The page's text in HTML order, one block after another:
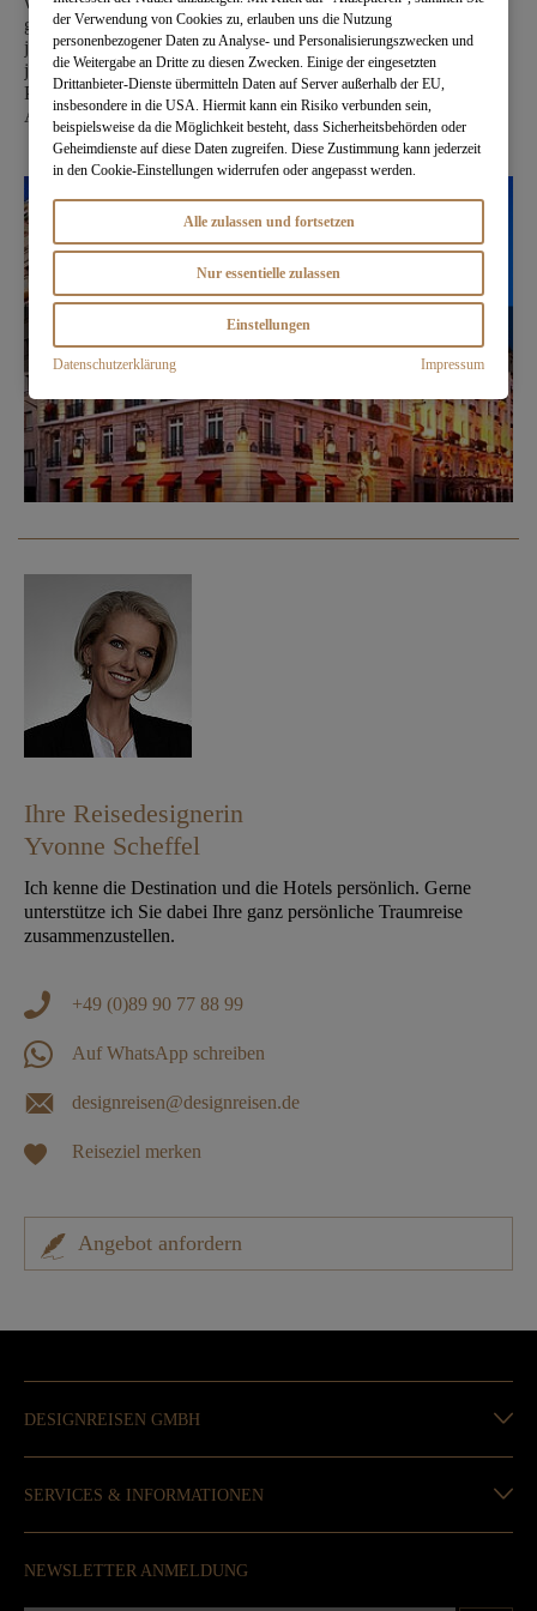
gesetzt werden. Von den über 30 Millionen Besuchern, die
jährlich nach Paris kommen, erleben wohl wenige die Stadt wie
jene Gäste, die im Le Bristol Paris gastieren. Fühlen Sie den
Puls der »Stadt der Liebe« und entdecken Sie Paris mit einem
Aufenthalt, der die Sinne berührt.
Ihre Reisedesignerin
Yvonne Scheffel
Ich kenne die Destination und die Hotels persönlich. Gerne
unterstütze ich Sie dabei Ihre ganz persönliche Traumreise
zusammenzustellen.
+49 (0)89 90 77 88 99
Auf WhatsApp schreiben
designreisen@designreisen.de
Reiseziel merken
Angebot anfordern
DESIGNREISEN GMBH
SERVICES & INFORMATIONEN
NEWSLETTER ANMELDUNG
der Verwendung von Cookies zu, erlauben uns die Nutzung
personenbezogener Daten zu Analyse- und Personalisierungszwecken und
die Weitergabe an Dritte zu diesen Zwecken. Einige der eingesetzten
Drittanbieter-Dienste übermitteln Daten auf Server außerhalb der EU,
insbesondere in die USA. Hiermit kann ein Risiko verbunden sein,
beispielsweise da die Möglichkeit besteht, dass Sicherheitsbehörden oder
Geheimdienste auf diese Daten zugreifen. Diese Zustimmung kann jederzeit
in den Cookie-Einstellungen widerrufen oder angepasst werden.
Alle zulassen und fortsetzen
Nur essentielle zulassen
Einstellungen
Datenschutzerklärung Impressum